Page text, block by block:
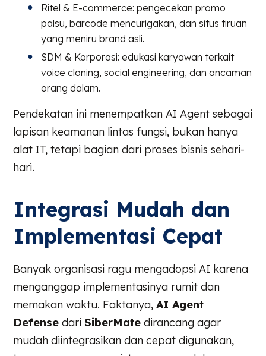
Ritel & E-commerce: pengecekan promo
palsu, barcode mencurigakan, dan situs tiruan
yang meniru brand asli.
SDM & Korporasi: edukasi karyawan terkait
voice cloning, social engineering, dan ancaman
orang dalam.
Pendekatan ini menempatkan AI Agent sebagai
lapisan keamanan lintas fungsi, bukan hanya
alat IT, tetapi bagian dari proses bisnis sehari-
hari.
Integrasi Mudah dan
Implementasi Cepat
Banyak organisasi ragu mengadopsi AI karena
menganggap implementasinya rumit dan
memakan waktu. Faktanya,AI Agent
Defense dariSiberMate dirancang agar
mudah diintegrasikan dan cepat digunakan,